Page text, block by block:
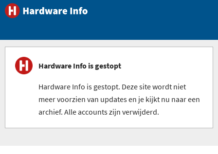
Hardware Info is gestopt
Hardware Info is gestopt. Deze site wordt niet
meer voorzien van updates en je kijkt nu naar een
archief. Alle accounts zijn verwijderd.